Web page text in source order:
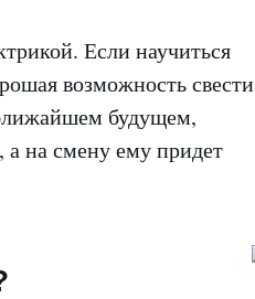
Если научиться
возможность свести
будущем,
а на смену ему придет